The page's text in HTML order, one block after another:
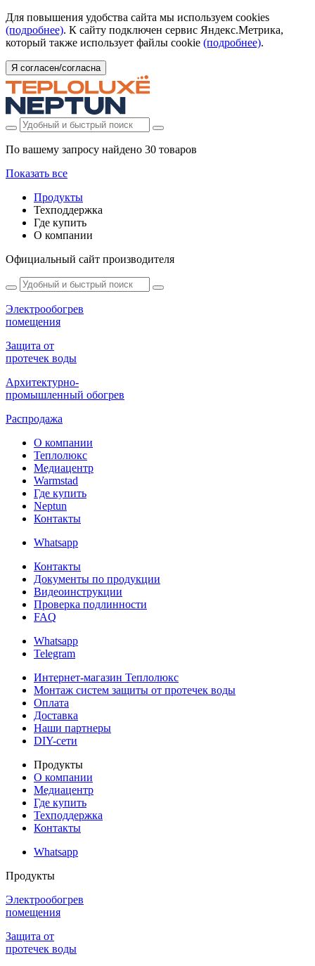
Для повышения удобства сайта мы используем cookies
(подробнее). К сайту подключен сервис Яндекс.Метрика,
который также использует файлы cookie (подробнее).
Я согласен/согласна
По вашему запросу найдено 30 товаров
Показать все
Продукты
Техподдержка
Где купить
О компании
Официальный сайт производителя
Электрообогрев
помещения
Защита от
протечек воды
Архитектурно-
промышленный обогрев
Распродажа
О компании
Теплолюкс
Медиацентр
Warmstad
Где купить
Neptun
Контакты
Whatsapp
Контакты
Документы по продукции
Видеоинструкции
Проверка подлинности
FAQ
Whatsapp
Telegram
Интернет-магазин Теплолюкс
Монтаж систем защиты от протечек воды
Оплата
Доставка
Наши партнеры
DIY-сети
Продукты
О компании
Медиацентр
Где купить
Техподдержка
Контакты
Whatsapp
Продукты
Электрообогрев
помещения
Защита от
протечек воды